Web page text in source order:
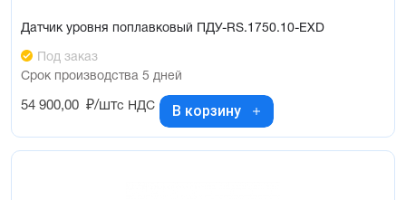
Датчик уровня поплавковый ПДУ-RS.1750.10-ЕХD
Под заказ
Срок производства 5 дней
54 900,00 ₽/штс НДС В корзину